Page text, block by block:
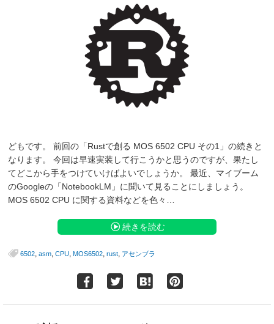
どもです。 前回の「Rustで創る MOS 6502 CPU その1」の続きと
なります。 今回は早速実装して行こうかと思うのですが、果たし
てどこから手をつけていけばよいでしょうか。 最近、マイブーム
のGoogleの「NotebookLM」に聞いて見ることにしましょう。
MOS 6502 CPU に関する資料などを色々…
続きを読む
6502, asm, CPU, MOS6502, rust, アセンブラ